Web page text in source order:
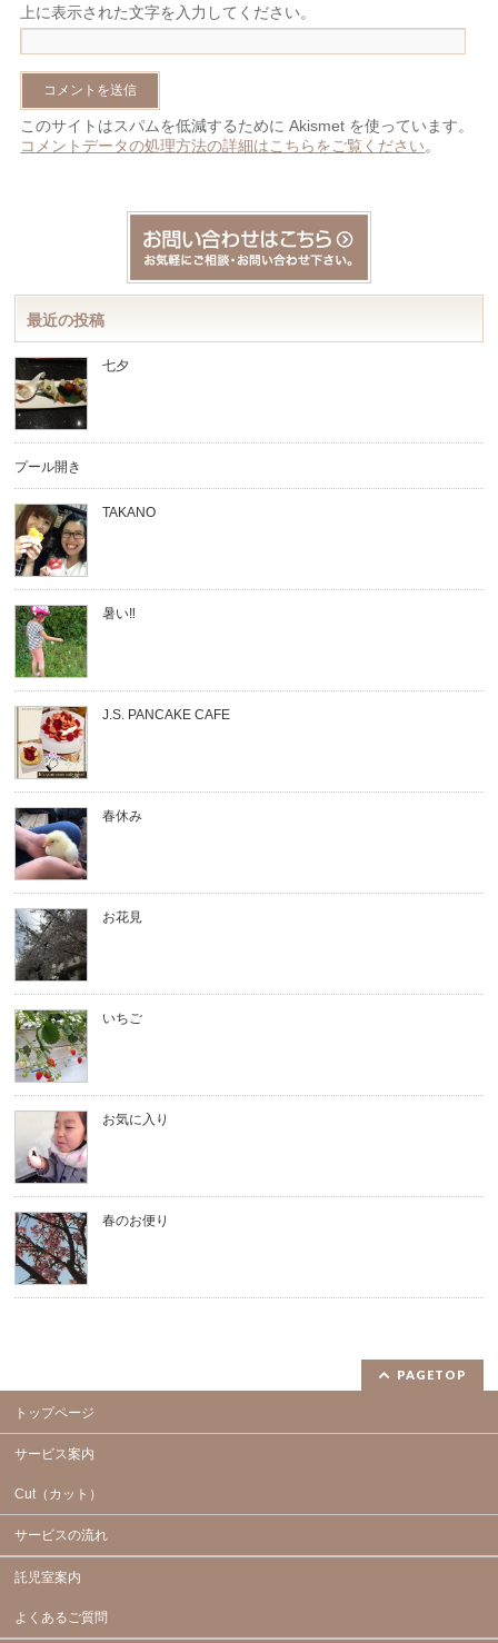
上に表示された文字を入力してください。
このサイトはスパムを低減するために Akismet を使っています。
コメントデータの処理方法の詳細はこちらをご覧ください。
最近の投稿
七夕
プール開き
TAKANO
暑い‼︎
J.S. PANCAKE CAFE
春休み
お花見
いちご
お気に入り
春のお便り
PAGETOP
トップページ
サービス案内
Cut（カット）
サービスの流れ
託児室案内
よくあるご質問